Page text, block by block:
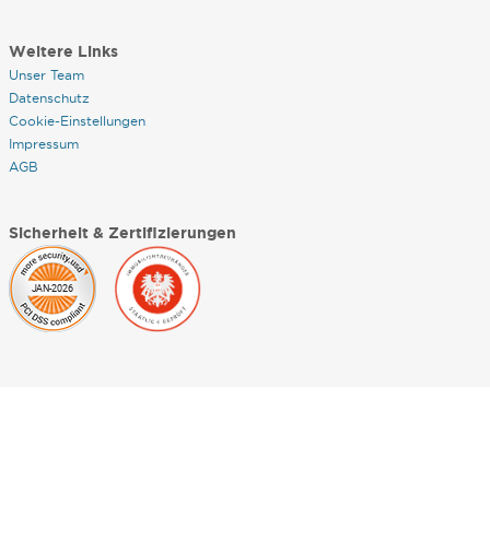
Weitere Links
Unser Team
Datenschutz
Cookie-Einstellungen
Impressum
AGB
Sicherheit & Zertifizierungen